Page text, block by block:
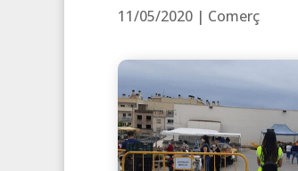
11/05/2020 | Comerç